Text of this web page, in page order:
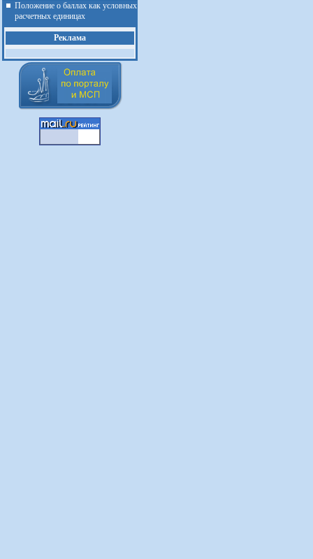
Положение о баллах как условных
расчетных единицах
Реклама